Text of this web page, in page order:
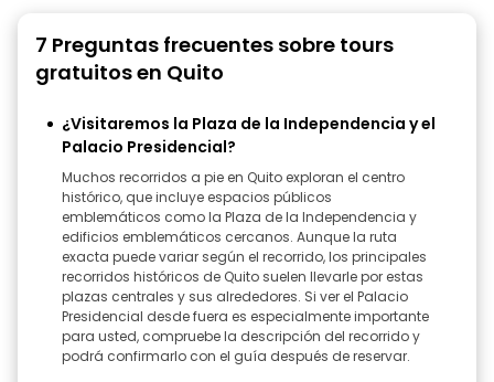
7 Preguntas frecuentes sobre tours
gratuitos en Quito
¿Visitaremos la Plaza de la Independencia y el
Palacio Presidencial?
Muchos recorridos a pie en Quito exploran el centro
histórico, que incluye espacios públicos
emblemáticos como la Plaza de la Independencia y
edificios emblemáticos cercanos. Aunque la ruta
exacta puede variar según el recorrido, los principales
recorridos históricos de Quito suelen llevarle por estas
plazas centrales y sus alrededores. Si ver el Palacio
Presidencial desde fuera es especialmente importante
para usted, compruebe la descripción del recorrido y
podrá confirmarlo con el guía después de reservar.